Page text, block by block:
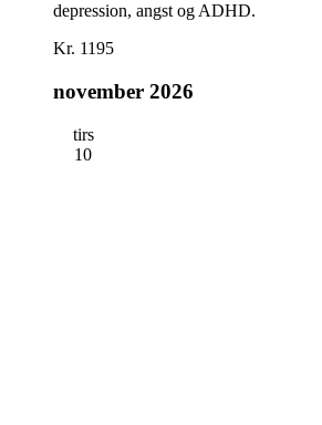
depression, angst og ADHD.
Kr. 1195
november 2026
tirs
10